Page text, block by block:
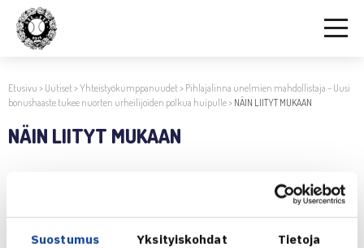
Suostumus Yksityiskohdat Tietoja
Etusivu > Uutiset>Yhteistyökumppanuudet> Pihlajalinna unelmien mahdollistaja – Uusi
bonushaaste tukee nuorten urheilijoiden polkua huipulle> NÄIN LIITYT MUKAAN
NÄIN LIITYT MUKAAN